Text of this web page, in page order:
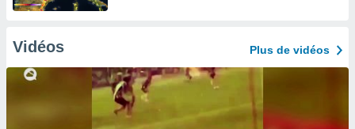
Vidéos Plus de vidéos